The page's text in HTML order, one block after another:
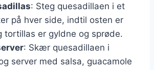
: Steg quesadillaen i et
på hver side, indtil osten er
tortillas er gyldne og sprøde.
: Skær quesadillaen i
server med salsa, guacamole